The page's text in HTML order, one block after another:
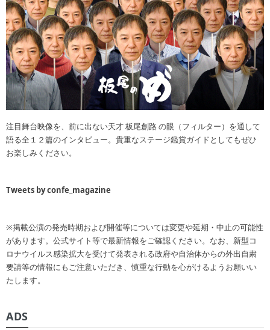
注目舞台映像を、前に出ない天才 板尾創路 の眼（フィルター）を通して
語る全１２篇のインタビュー。貴重なステージ鑑賞ガイドとしてもぜひ
お楽しみください。
Tweets by confe_magazine
※掲載公演の発売時期および開催等については変更や延期・中止の可能性
があります。公式サイト等で最新情報をご確認ください。なお、新型コ
ロナウイルス感染拡大を受けて発表される政府や自治体からの外出自粛
要請等の情報にもご注意いただき、慎重な行動を心がけるようお願いい
たします。
ADS